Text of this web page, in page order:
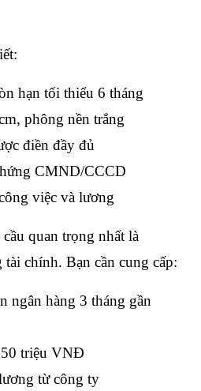
hạn tối thiểu 6 tháng
phông nền trắng
điền đầy đủ
CMND/CCCD
việc và lương
quan trọng nhất là
chính. Bạn cần cung cấp:
ngân hàng 3 tháng gần
triệu VNĐ
từ công ty